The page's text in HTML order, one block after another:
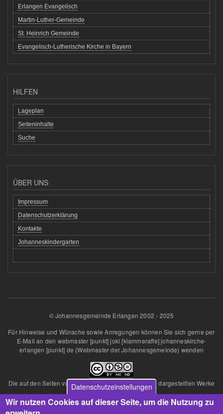
Erlangen Evangelisch
Martin-Luther-Gemeinde
St. Heinrich Gemeinde
Evangelisch-Lutherische Kirche in Bayern
HILFEN
Lageplan
Seiteninhalte
Suche
ÜBER UNS
Impressum
Datenschutzerklärung
Kontakte
Johanneskindergarten
© Johannesgemeinde Erlangen 2002 - 2025
Für Hinweise und Wünsche sowie Anregungen können Sie sich gerne per
E-Mail an den webmaster [punkt]joki [klammeraffe]johanneskirche-
erlangen [punkt] de (Webmaster der Johannesgemeinde) wenden
Die auf den Seiten vonJohannesgemeinde Erlangen dargestellten Werke
sind lizenziert unter einer
Creative Commons Namensnennung - Nicht kommerziell - Keine
Datenschutzeinstellungen
Wir nutzen Cookies auf dieser Seite, um die Nutzung zu